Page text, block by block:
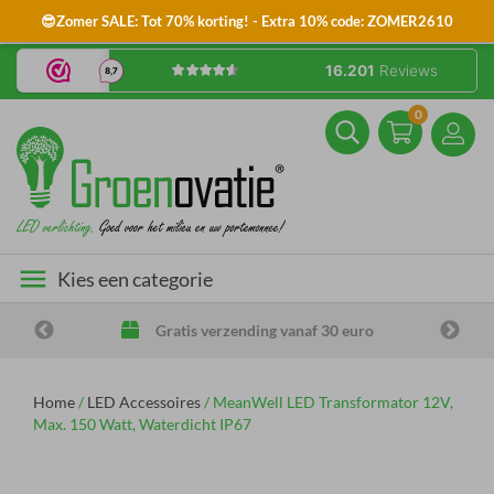
😎Zomer SALE: Tot 70% korting! - Extra 10% code: ZOMER2610
0
menu Kies een categorie
Gratis verzending vanaf 30 euro
Home/ LED Accessoires/ MeanWell LED Transformator 12V,
Max. 150 Watt, Waterdicht IP67